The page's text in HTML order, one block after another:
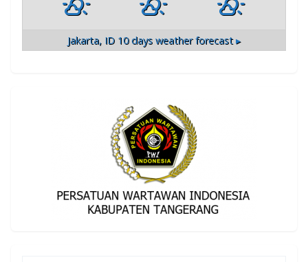
Jakarta, ID 10 days weather forecast ▸